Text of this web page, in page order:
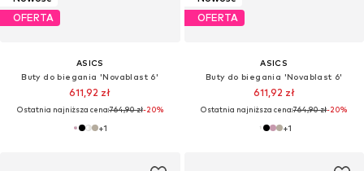
OFERTA
ASICS
Buty do biegania 'Novablast 6'
611,92 zł
Ostatnia najniższa cena:764,90 zł-20%
+1
OFERTA
ASICS
Buty do biegania 'Novablast 6'
611,92 zł
Ostatnia najniższa cena:764,90 zł-20%
+1